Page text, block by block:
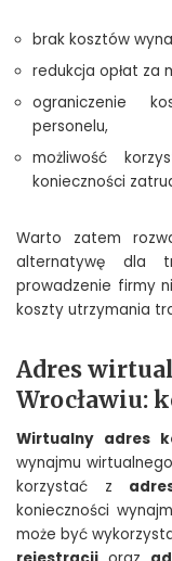
brak kosztów
redukcja opłat za
ograniczenie
personelu,
możliwość
konieczności
Warto zatem
alternatywę dla
prowadzenie firmy
koszty utrzymania
Adres
Wrocławiu:
Wirtualny adres
wynajmu
korzystać z
konieczności
może być